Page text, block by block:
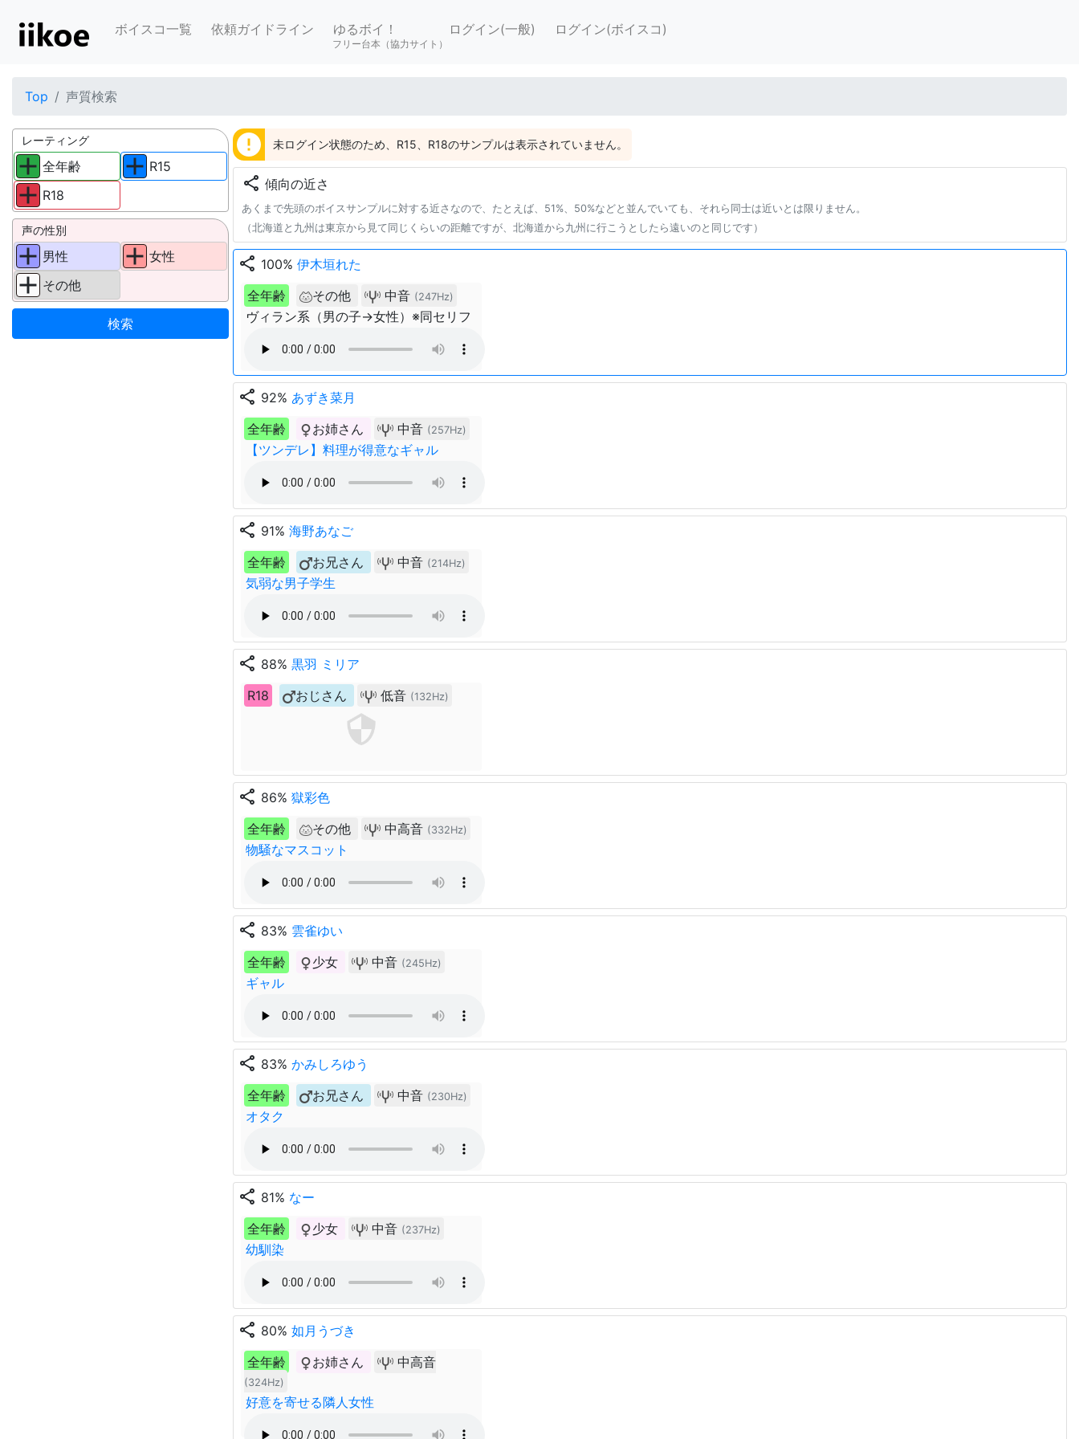
ボイスコ一覧 依頼ガイドライン ゆるボイ！
フリー台本（協力サイト）
ログイン(一般) ログイン(ボイスコ)
Top 声質検索
レーティング
全年齢
R18
R15
声の性別
男性
その他
女性
error 未ログイン状態のため、R15、R18のサンプルは表示されていません。
share 傾向の近さ
あくまで先頭のボイスサンプルに対する近さなので、たとえば、51%、50%などと並んでいても、それら同士は近いとは限りません。
（北海道と九州は東京から見て同じくらいの距離ですが、北海道から九州に行こうとしたら遠いのと同じです）
share 100% 伊木垣れた
全年齢
その他 中音 (247Hz)
ヴィラン系（男の子→女性）※同セリフ
share 92% あずき菜月
全年齢
お姉さん 中音 (257Hz)
【ツンデレ】料理が得意なギャル
share 91% 海野あなご
全年齢
お兄さん 中音 (214Hz)
気弱な男子学生
share 88% 黒羽 ミリア
R18
おじさん 低音 (132Hz)
share 86% 獄彩色
全年齢
その他 中高音 (332Hz)
物騒なマスコット
share 83% 雲雀ゆい
全年齢
少女 中音 (245Hz)
ギャル
share 83% かみしろゆう
全年齢
お兄さん 中音 (230Hz)
オタク
share 81% なー
全年齢
少女 中音 (237Hz)
幼馴染
share 80% 如月うづき
全年齢
お姉さん 中高音
(324Hz)
好意を寄せる隣人女性